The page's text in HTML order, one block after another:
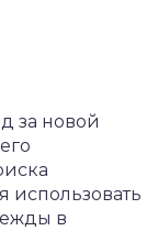
за новой
в